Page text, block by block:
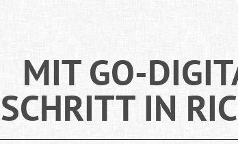
MIT GO-
SCHRITT IN